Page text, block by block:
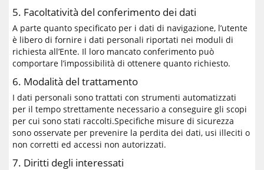
5. Facoltatività del conferimento dei dati
A parte quanto specificato per i dati di navigazione, l’utente
è libero di fornire i dati personali riportati nei moduli di
richiesta all’Ente. Il loro mancato conferimento può
comportare l’impossibilità di ottenere quanto richiesto.
6. Modalità del trattamento
I dati personali sono trattati con strumenti automatizzati
per il tempo strettamente necessario a conseguire gli scopi
per cui sono stati raccolti.Specifiche misure di sicurezza
sono osservate per prevenire la perdita dei dati, usi illeciti o
non corretti ed accessi non autorizzati.
7. Diritti degli interessati